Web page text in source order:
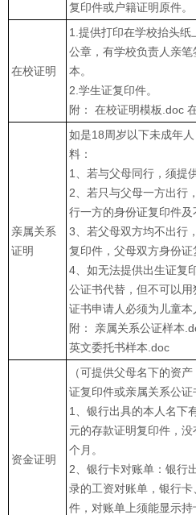
复印件或户籍证明原件。
在校证明
1.提供打印在学校抬头纸
公章，有学校负责人亲
本。
2.学生证复印件。
附： 在校证明模板.doc
亲属关系
证明
如是18周岁以下未成年
料：
1、若与父母同行，须提
2、若只与父母一方出行
行一方的身份证复印件
3、若父母双方均不出行
复印件，父母双方身份
4、如无法提供出生证复
公证书代替，但不可以
证书申请人必须为儿童
附： 亲属关系公证样本
英文委托书样本.doc
资金证明
（可提供父母名下的资
证复印件或亲属关系公证
1、银行出具的本人名下
元的存款证明复印件，
个月。
2、银行卡对账单：银行
录的工资对账单，银行
件，对账单上须能显示